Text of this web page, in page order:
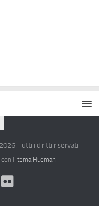
Tutti i diritti riservati.
il tema Hueman